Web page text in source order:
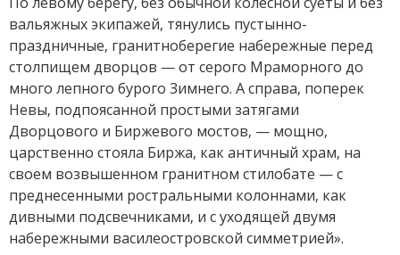
вальяжных экипажей, тянулись пустынно-
праздничные, гранитноберегие набережные перед
столпищем дворцов — от серого Мраморного до
много лепного бурого Зимнего. А справа, поперек
Невы, подпоясанной простыми затягами
Дворцового и Биржевого мостов, — мощно,
царственно стояла Биржа, как античный храм, на
своем возвышенном гранитном стилобате — с
преднесенными ростральными колоннами, как
дивными подсвечниками, и с уходящей двумя
набережными василеостровской симметрией».